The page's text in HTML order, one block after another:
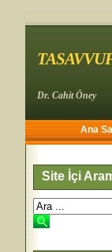
Dr. Cahit Öney
Ana
Site İçi